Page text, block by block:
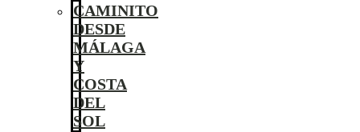
CAMINITO
DESDE
MÁLAGA
Y
COSTA
DEL
SOL